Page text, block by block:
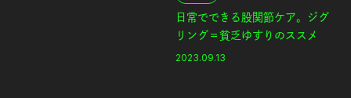
日常でできる股関節ケア。ジグ
リング＝貧乏ゆすりのススメ
2023.09.13